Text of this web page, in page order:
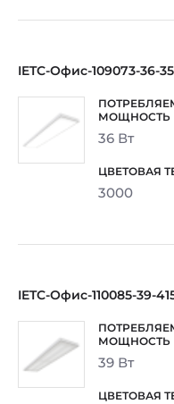
IETC-Офис-109073-36-
36 Вт
3000
IETC-Офис-110085-39-
39 Вт